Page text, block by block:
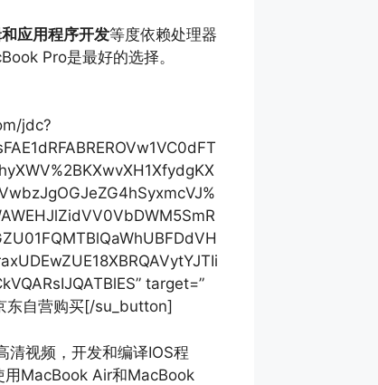
应用程序开发等度依赖处理器
Pro是最好的选择。
jdc?
target=”
东自营购买[/su_button]
清视频，开发和编译IOS程
用MacBook Air和MacBook